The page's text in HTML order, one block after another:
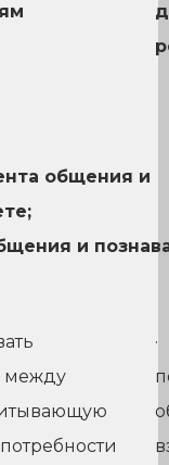
общения и
и
между